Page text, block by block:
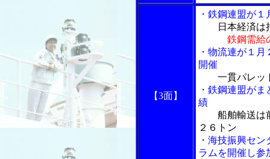
【3面】
・鉄鋼連盟が
日本経済は
鉄鋼需給
・物流連が１
開催
一貫パレッ
・鉄鋼連盟が
績
船舶輸送は
２６トン
・海技振興セ
ラムを開催し参